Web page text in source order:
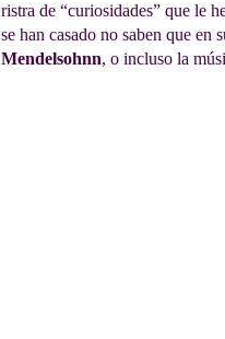
ristra de “curiosidades” que le
se han casado no saben que en
Mendelsohnn, o incluso la